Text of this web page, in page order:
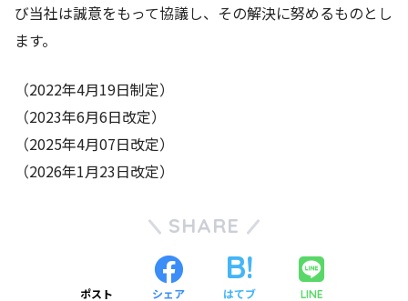
び当社は誠意をもって協議し、その解決に努めるものとし
ます。
（2022年4月19日制定）
（2023年6月6日改定）
（2025年4月07日改定）
（2026年1月23日改定）
SHARE
ポスト シェア はてブ LINE